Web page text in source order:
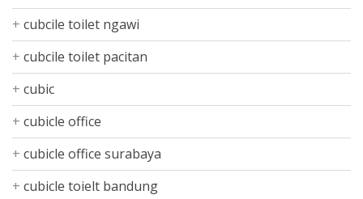
cubcile toilet ngawi
cubcile toilet pacitan
cubic
cubicle office
cubicle office surabaya
cubicle toielt bandung